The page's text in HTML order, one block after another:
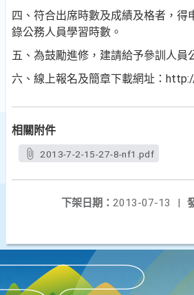
四、符合出席時數及成績及格者，得
錄公務人員學習時數。
五、為鼓勵進修，建請給予參訓人員
六、線上報名及簡章下載網址：
相關附件
2013-7-2-15-27-8-nf1.pdf
下架日期： 2013-07-13
|